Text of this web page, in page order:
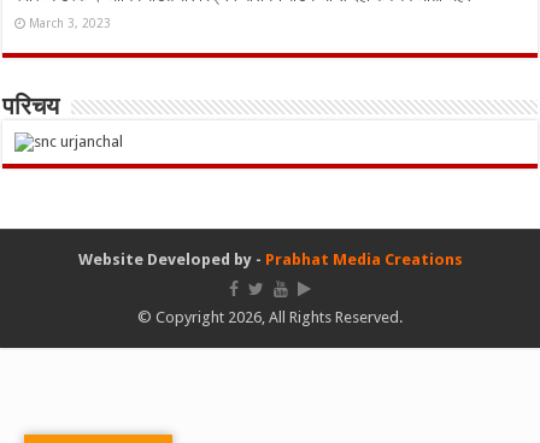
March 3, 2023
परिचय
Website Developed by - Prabhat Media Creations
© Copyright 2026, All Rights Reserved.